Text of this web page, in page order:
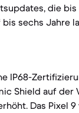
die bis
sechs Jahre
IP68-
Shield auf
Das Pixel